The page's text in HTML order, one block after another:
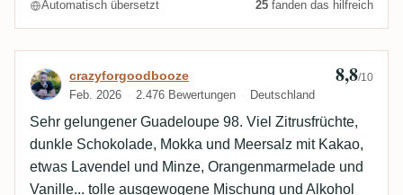
Ich mag Rums von Isautier ja sehr gerne und zuerst
genug den Mund wässrig gemacht, ihr müsst Fabians
neuesten Geniestreich selbst probieren (aus sicherer
Quelle weiß ich, es werden in Kürze noch weitere
Flaschen verfügbar sein 😎). Der Bauerngaumen in
seiner Einfalt sagt jedenfalls: Großes Kino! Ach so,
Automatisch übersetzt 25 fanden das hilfreich
Bewertung von crazyforgoodbooze
crazyforgoodbooze
Feb. 2026 2.476 Bewertungen Deutschland
8,8/10
Sehr gelungener Guadeloupe 98. Viel Zitrusfrüchte,
dunkle Schokolade, Mokka und Meersalz mit Kakao,
etwas Lavendel und Minze, Orangenmarmelade und
Vanille... tolle ausgewogene Mischung und Alkohol